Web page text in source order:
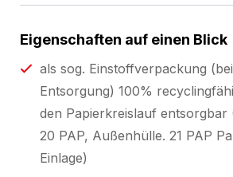
Eigenschaften auf einen Blick
als sog. Einstoffverpackung
Entsorgung) 100%
den Papierkreislauf entsorgbar
20 PAP, Außenhülle. 21 PAP
Einlage)